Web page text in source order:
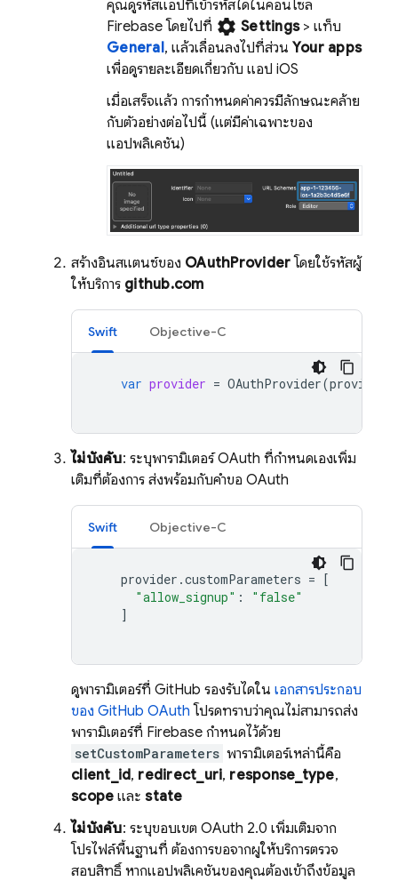
คุณดูรหัสแอปที่เข้ารหัสได้ในคอนโซล
Firebase โดยไปที่ settings Settings> แท็บ
General, แล้วเลื่อนลงไปที่ส่วน Your apps
เพื่อดูรายละเอียดเกี่ยวกับ แอป iOS
เมื่อเสร็จแล้ว การกำหนดค่าควรมีลักษณะคล้าย
กับตัวอย่างต่อไปนี้ (แต่มีค่าเฉพาะของ
แอปพลิเคชัน)
สร้างอินสแตนซ์ของ OAuthProvider โดยใช้รหัสผู้
ให้บริการ github.com
Swift Objective-C
var provider = OAuthProvider(
ไม่บังคับ: ระบุพารามิเตอร์ OAuth ที่กำหนดเองเพิ่ม
เติมที่ต้องการ ส่งพร้อมกับคำขอ OAuth
Swift Objective-C
provider .customParameters = [
"allow_signup" :
"false"
]
ดูพารามิเตอร์ที่ GitHub รองรับได้ใน เอกสารประกอบ
ของ GitHub OAuth โปรดทราบว่าคุณไม่สามารถส่ง
พารามิเตอร์ที่ Firebase กำหนดไว้ด้วย
setCustomParameters พารามิเตอร์เหล่านี้คือ
client_id, redirect_uri, response_type,
scope และstate
ไม่บังคับ: ระบุขอบเขต OAuth 2.0 เพิ่มเติมจาก
โปรไฟล์พื้นฐานที่ ต้องการขอจากผู้ให้บริการตรวจ
สอบสิทธิ์ หากแอปพลิเคชันของคุณต้องเข้าถึงข้อมูล